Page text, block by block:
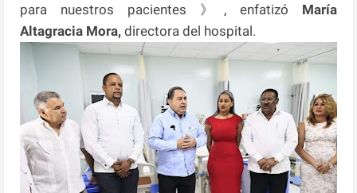
para nuestros pacientes 》, enfatizó María
Altagracia Mora, directora del hospital.